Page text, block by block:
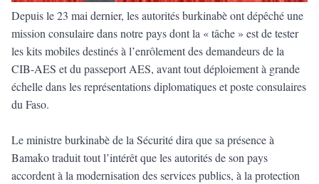
Depuis le 23 mai dernier, les autorités burkinabè ont dépêché une
mission consulaire dans notre pays dont la « tâche » est de tester
les kits mobiles destinés à l’enrôlement des demandeurs de la
CIB-AES et du passeport AES, avant tout déploiement à grande
échelle dans les représentations diplomatiques et poste consulaires
du Faso.
Le ministre burkinabè de la Sécurité dira que sa présence à
Bamako traduit tout l’intérêt que les autorités de son pays
accordent à la modernisation des services publics, à la protection